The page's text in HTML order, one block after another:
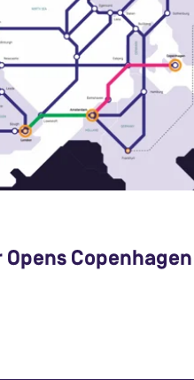
Copenhagen